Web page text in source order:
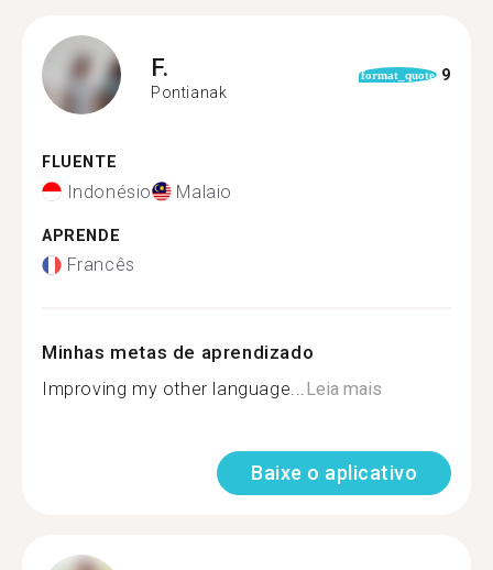
F.
Pontianak
format_quote 9
FLUENTE
Indonésio Malaio
APRENDE
Francês
Minhas metas de aprendizado
Improving my other language...Leia mais
Baixe o aplicativo